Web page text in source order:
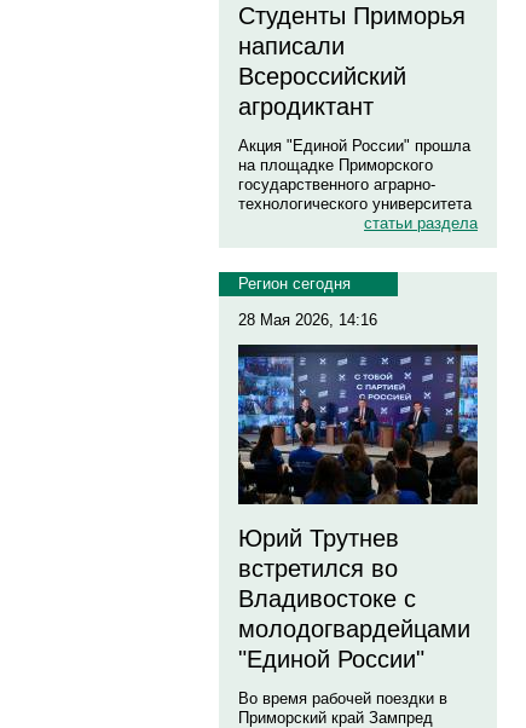
Студенты Приморья
написали
Всероссийский
агродиктант
Акция "Единой России" прошла
на площадке Приморского
государственного аграрно-
технологического университета
статьи раздела
Регион сегодня
28 Мая 2026, 14:16
Юрий Трутнев
встретился во
Владивостоке с
молодогвардейцами
"Единой России"
Во время рабочей поездки в
Приморский край Зампред